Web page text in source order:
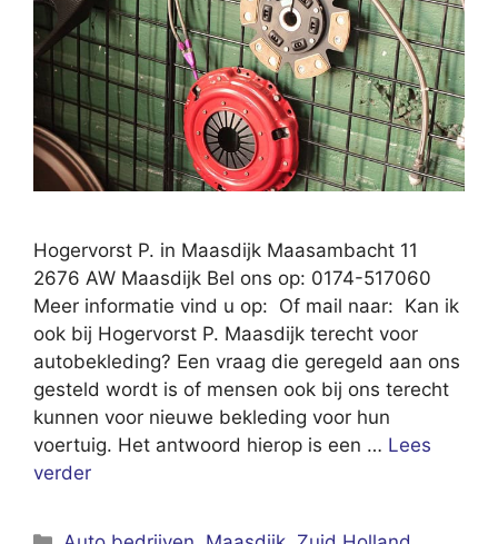
Hogervorst P. in Maasdijk Maasambacht 11
2676 AW Maasdijk Bel ons op: 0174-517060
Meer informatie vind u op: Of mail naar: Kan ik
ook bij Hogervorst P. Maasdijk terecht voor
autobekleding? Een vraag die geregeld aan ons
gesteld wordt is of mensen ook bij ons terecht
kunnen voor nieuwe bekleding voor hun
voertuig. Het antwoord hierop is een … Lees
verder
Categorieën